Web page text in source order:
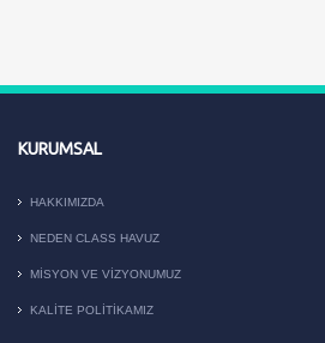
KURUMSAL
HAKKIMIZDA
NEDEN CLASS HAVUZ
MISYON VE VIZYONUMUZ
KALITE POLITIKAMIZ